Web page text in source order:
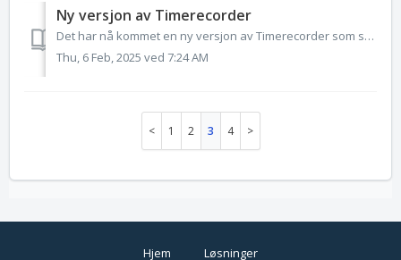
Ny versjon av Timerecorder
Det har nå kommet en ny versjon av Timerecorder som skal være litt enklere å bruke, når man åpner programmet ser det slik ut. Lastes ned her: EQ Time Recor...
Thu, 6 Feb, 2025 ved 7:24 AM
1 2 3 4
Hjem Løsninger